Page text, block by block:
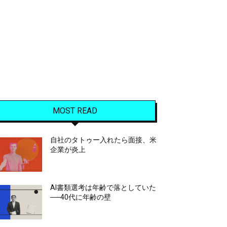
MOST READ
自社のタトゥー入れたら面接、米
企業が炎上
AI書類選考は年齢で落としていた
──40代に年齢の壁